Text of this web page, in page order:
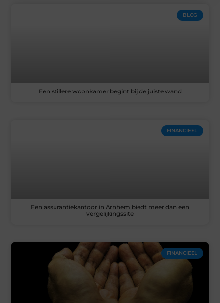
BLOG
Een stillere woonkamer begint bij de juiste wand
FINANCIEEL
Een assurantiekantoor in Arnhem biedt meer dan een
vergelijkingssite
FINANCIEEL